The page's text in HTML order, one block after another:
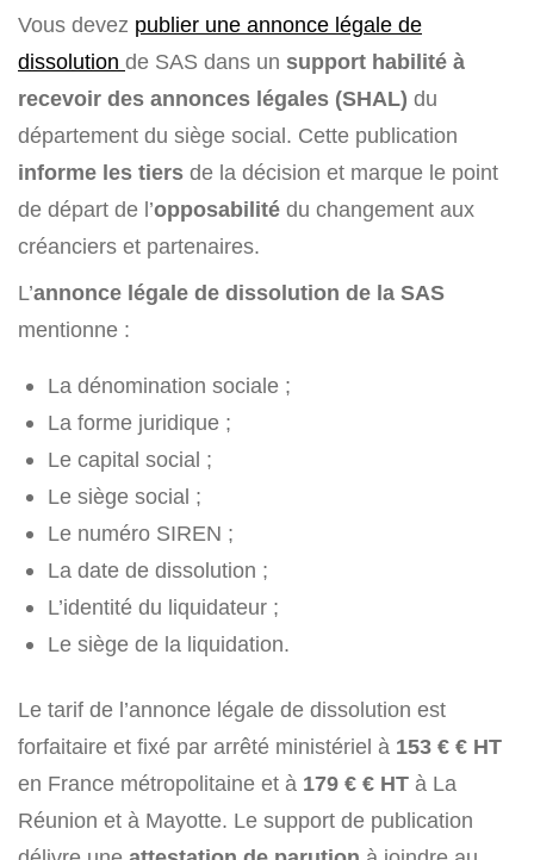
Vous devez publier une annonce légale de
dissolution de SAS dans un support habilité à
recevoir des annonces légales (SHAL) du
département du siège social. Cette publication
informe les tiers de la décision et marque le point
de départ de l’opposabilité du changement aux
créanciers et partenaires.
L’annonce légale de dissolution de la SAS
mentionne :
La dénomination sociale ;
La forme juridique ;
Le capital social ;
Le siège social ;
Le numéro SIREN ;
La date de dissolution ;
L’identité du liquidateur ;
Le siège de la liquidation.
Le tarif de l’annonce légale de dissolution est
forfaitaire et fixé par arrêté ministériel à 153 € € HT
en France métropolitaine et à 179 € € HT à La
Réunion et à Mayotte. Le support de publication